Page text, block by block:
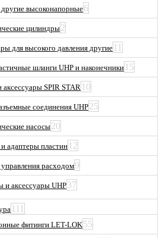
высоконапорные6
цилиндры2
для высокого давления другие 11
шланги UHP и наконечники 15
SPIR STAR 10
соединения UHP25
насосы20
адаптеры пластин 12
расходом9
и аксессуары UHP37
111
фитинги LET-LOK55